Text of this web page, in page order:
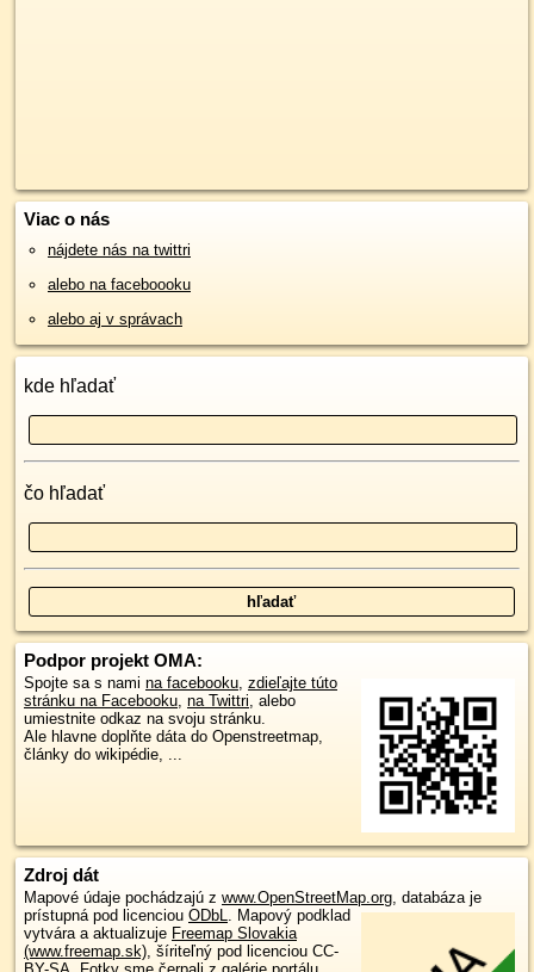
Viac o nás
nájdete nás na twittri
alebo na faceboooku
alebo aj v správach
kde hľadať
čo hľadať
Podpor projekt OMA:
Spojte sa s nami na facebooku, zdieľajte túto
stránku na Facebooku, na Twittri, alebo
umiestnite odkaz na svoju stránku.
Ale hlavne doplňte dáta do Openstreetmap,
články do wikipédie, ...
Zdroj dát
Mapové údaje pochádzajú z www.OpenStreetMap.org, databáza je
prístupná pod licenciou ODbL. Mapový podklad
vytvára a aktualizuje Freemap Slovakia
(www.freemap.sk), šíriteľný pod licenciou CC-